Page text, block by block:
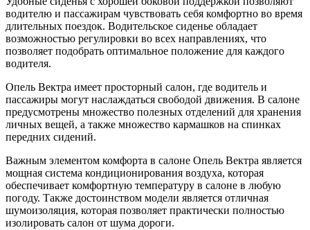
водителю и пассажирам чувствовать себя комфортно во время
длительных поездок. Водительское сиденье обладает
возможностью регулировки во всех направлениях, что
позволяет подобрать оптимальное положение для каждого
водителя.
Опель Вектра имеет просторный салон, где водитель и
пассажиры могут наслаждаться свободой движения. В салоне
предусмотрены множество полезных отделений для хранения
личных вещей, а также множество кармашков на спинках
передних сидений.
Важным элементом комфорта в салоне Опель Вектра является
мощная система кондиционирования воздуха, которая
обеспечивает комфортную температуру в салоне в любую
погоду. Также достоинством модели является отличная
шумоизоляция, которая позволяет практически полностью
изолировать салон от шума дороги.